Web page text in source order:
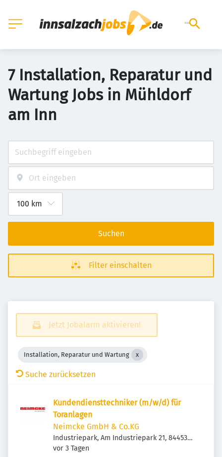
7 Installation, Reparatur und
Wartung Jobs in Mühldorf
am Inn
Suchen
Filter einschalten
Jetzt Jobalarm aktivieren!
Installation, Reparatur und Wartung
Suche zurücksetzen
Kundendiensttechniker (m/w/d) für
Toranlagen
Neimcke GmbH & Co.KG
Industriepark, Am Industriepark 21, 84453
Mühldorf am Inn, Deutschland
Veröffentlicht
vor 3 Tagen